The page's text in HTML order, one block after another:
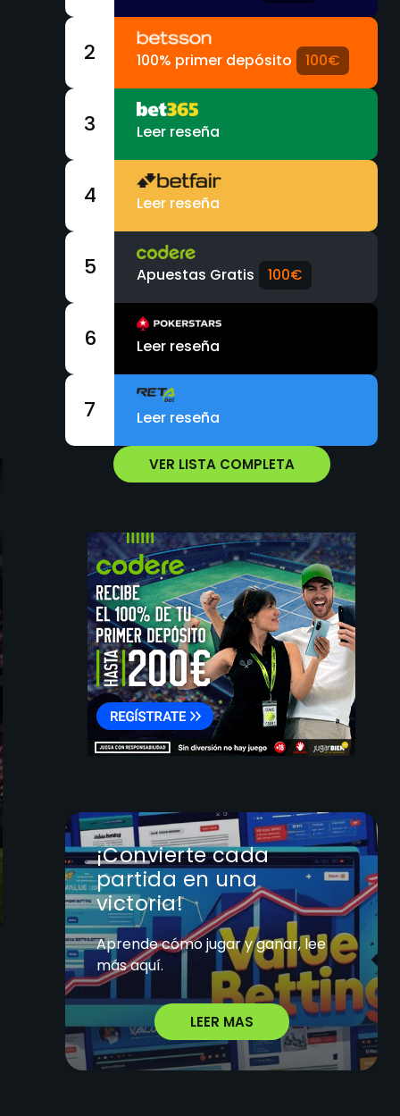
2 100% primer depósito 100€
3 Leer reseña
4 Leer reseña
5 Apuestas Gratis 100€
6 Leer reseña
7 Leer reseña
VER LISTA COMPLETA
¡Convierte cada
partida en una
victoria!
Aprende cómo jugar y ganar, lee
más aquí.
LEER MAS